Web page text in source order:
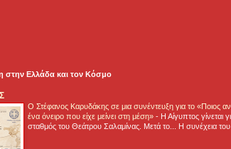
στην Ελλάδα και τoν Κόσμο
Ο Στέφανος Καρυδάκης σε μια συνέντευξη για το «Ποιος
ένα όνειρο που είχε μείνει στη μέση» - Η Αίγυπτος γίνεται
σταθμός του Θεάτρου Σαλαμίνας. Μετά το... Η συνέχεια